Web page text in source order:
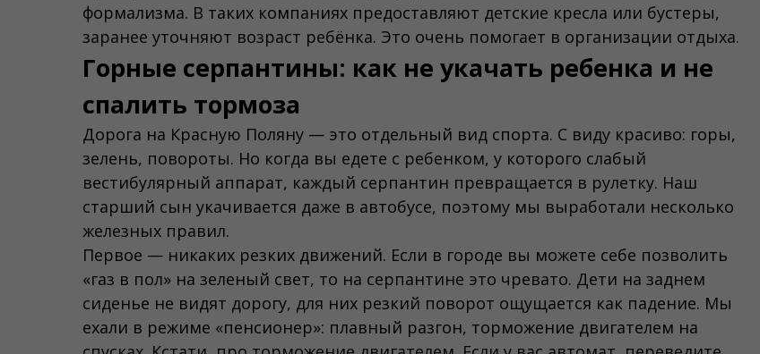
формализма. В таких компаниях предоставляют детские кресла или бустеры,
заранее уточняют возраст ребёнка. Это очень помогает в организации отдыха.
Горные серпантины: как не укачать ребенка и не
спалить тормоза
Дорога на Красную Поляну — это отдельный вид спорта. С виду красиво: горы,
зелень, повороты. Но когда вы едете с ребенком, у которого слабый
вестибулярный аппарат, каждый серпантин превращается в рулетку. Наш
старший сын укачивается даже в автобусе, поэтому мы выработали несколько
железных правил.
Первое — никаких резких движений. Если в городе вы можете себе позволить
«газ в пол» на зеленый свет, то на серпантине это чревато. Дети на заднем
сиденье не видят дорогу, для них резкий поворот ощущается как падение. Мы
ехали в режиме «пенсионер»: плавный разгон, торможение двигателем на